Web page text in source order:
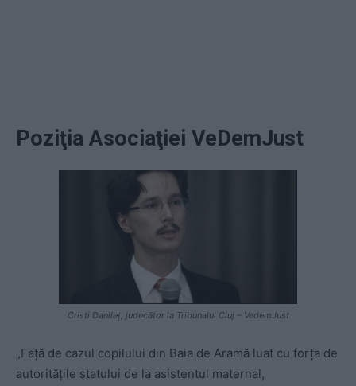
Poziţia Asociaţiei VeDemJust
Cristi Danileț, judecător la Tribunalul Cluj – VedemJust
„Față de cazul copilului din Baia de Aramă luat cu forța de
autoritățile statului de la asistentul maternal,